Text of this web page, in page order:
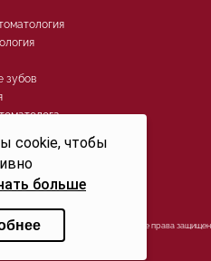
зубов
действует до 30.07.2032г. Все права
cookie, чтобы
больше